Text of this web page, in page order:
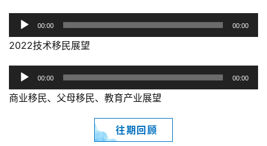
器
频
器
00:00 00:00
2022技术移民展望
频
00:00 00:00
商业移民、父母移民、教育产业展望
往期回顾